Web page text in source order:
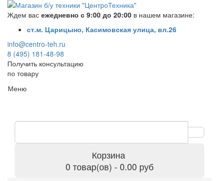
Ждем вас ежедневно с 9:00 до 20:00 в нашем магазине:
ст.м. Царицыно, Касимовская улица, вл.26
info@centro-teh.ru
8 (495) 181-48-98
Получить консультацию
по товару
Меню
Корзина
0 товар(ов) - 0.00 руб